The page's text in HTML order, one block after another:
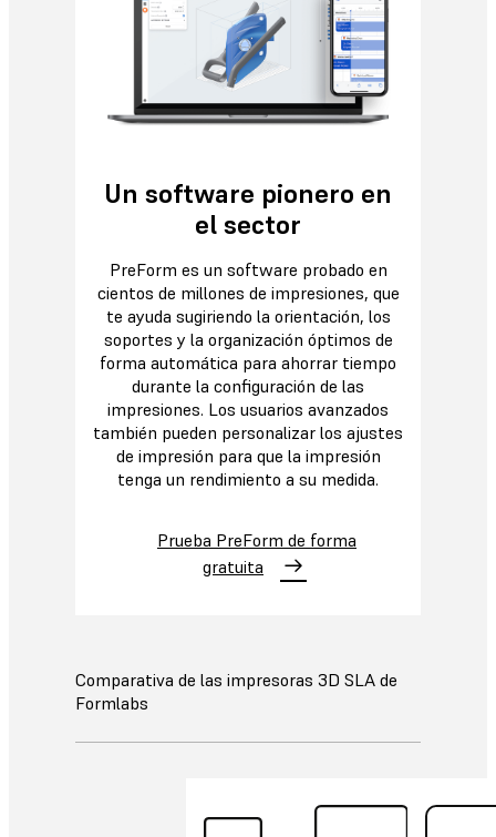
Un software pionero en
el sector
PreForm es un software probado en
cientos de millones de impresiones, que
te ayuda sugiriendo la orientación, los
soportes y la organización óptimos de
forma automática para ahorrar tiempo
durante la configuración de las
impresiones. Los usuarios avanzados
también pueden personalizar los ajustes
de impresión para que la impresión
tenga un rendimiento a su medida.
Prueba PreForm de forma
gratuita
Comparativa de las impresoras 3D SLA de
Formlabs